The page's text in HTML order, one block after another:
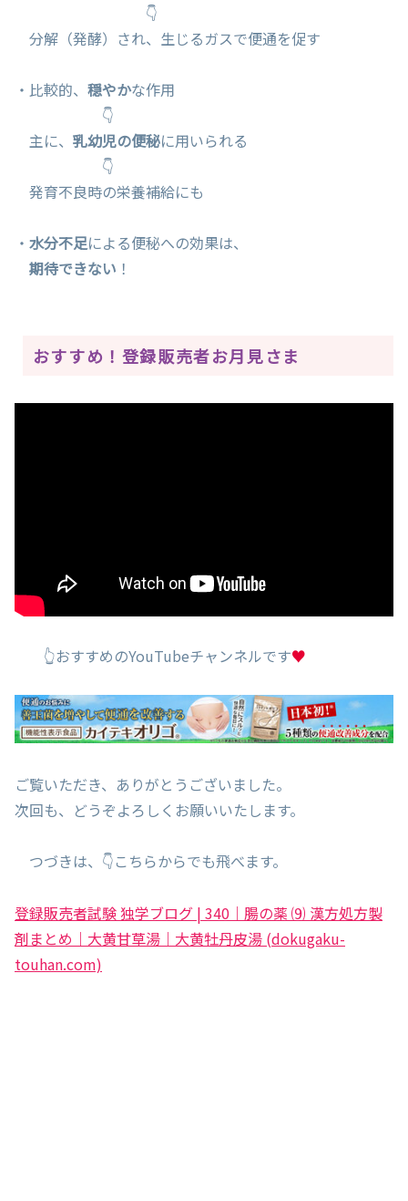
👇
分解（発酵）され、生じるガスで便通を促す
・比較的、 穏やかな作用
👇
主に、 乳幼児の便秘に用いられる
👇
発育不良時の栄養補給にも
・ 水分不足による便秘への効果は、
期待できない ！
おすすめ！登録販売者お月見さま
👆おすすめのYouTubeチャンネルです♥
ご覧いただき、ありがとうございました。
次回も、どうぞよろしくお願いいたします。
つづきは、👇こちらからでも飛べます。
登録販売者試験 独学ブログ | 340｜腸の薬 ⑼ 漢方処方製
剤まとめ｜大黄甘草湯｜大黄牡丹皮湯 (dokugaku-
touhan.com)